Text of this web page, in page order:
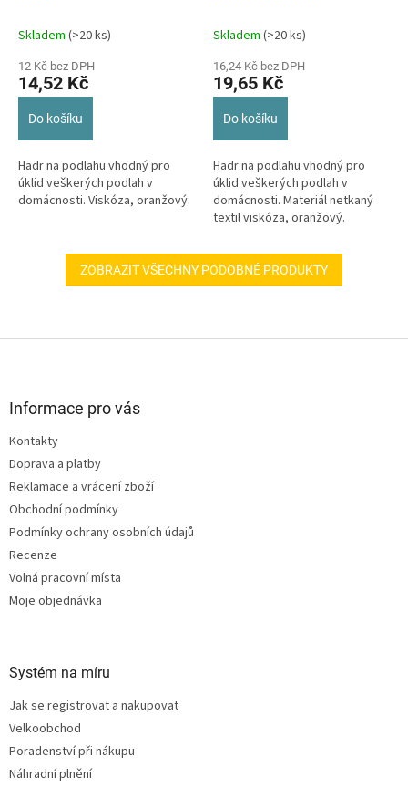
Skladem (>20 ks)
12 Kč bez DPH
14,52 Kč
Do košíku
Hadr na podlahu vhodný pro
úklid veškerých podlah v
domácnosti. Viskóza, oranžový.
Skladem (>20 ks)
16,24 Kč bez DPH
19,65 Kč
Do košíku
Hadr na podlahu vhodný pro
úklid veškerých podlah v
domácnosti. Materiál netkaný
textil viskóza, oranžový.
ZOBRAZIT VŠECHNY PODOBNÉ PRODUKTY
Informace pro vás
Kontakty
Doprava a platby
Reklamace a vrácení zboží
Obchodní podmínky
Podmínky ochrany osobních údajů
Recenze
Volná pracovní místa
Moje objednávka
Systém na míru
Jak se registrovat a nakupovat
Velkoobchod
Poradenství při nákupu
Náhradní plnění